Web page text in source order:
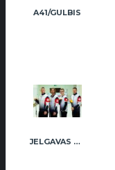
A41/GULBIS
JELGAVAS MAIZNIEKS